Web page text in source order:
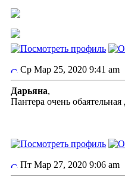
Ср Мар 25, 2020 9:41 am
Дарьяна,
Пантера очень
Пт Мар 27, 2020 9:06 am